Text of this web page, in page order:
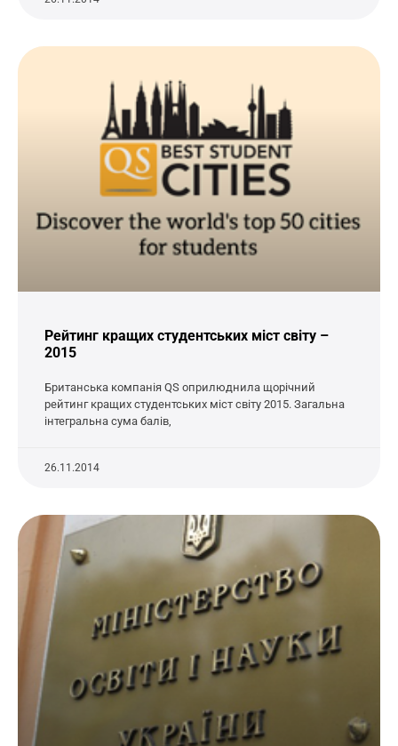
Рейтинг кращих студентських міст світу –
2015
Британська компанія QS оприлюднила щорічний
рейтинг кращих студентських міст світу 2015. Загальна
інтегральна сума балів,
26.11.2014